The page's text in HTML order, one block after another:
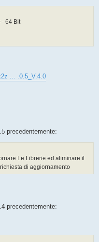
- 64 Bit
... .0.5_V.4.0
precedentemente:
Le Librerie ed aliminare il
di aggiornamento
precedentemente: